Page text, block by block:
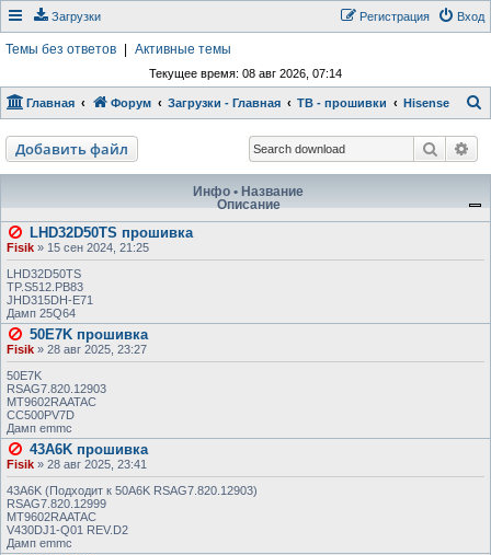
Загрузки Вход
Регистрация
Темы без ответов Активные темы
Текущее время: 08 авг 2026, 07:14
Главная Форум Загрузки - Главная ТВ - прошивки Hisense
к
Добавить файл Поиск
Инфо • Название
Описание
LHD32D50TS прошивка
Fisik » 15 сен 2024, 21:25
LHD32D50TS
TP.S512.PB83
JHD315DH-E71
Дамп 25Q64
50E7K прошивка
Fisik » 28 авг 2025, 23:27
50E7K
RSAG7.820.12903
MT9602RAATAC
CC500PV7D
Дамп emmc
43A6K прошивка
Fisik » 28 авг 2025, 23:41
43A6K (Подходит к 50A6K RSAG7.820.12903)
RSAG7.820.12999
MT9602RAATAC
V430DJ1-Q01 REV.D2
Дамп emmc